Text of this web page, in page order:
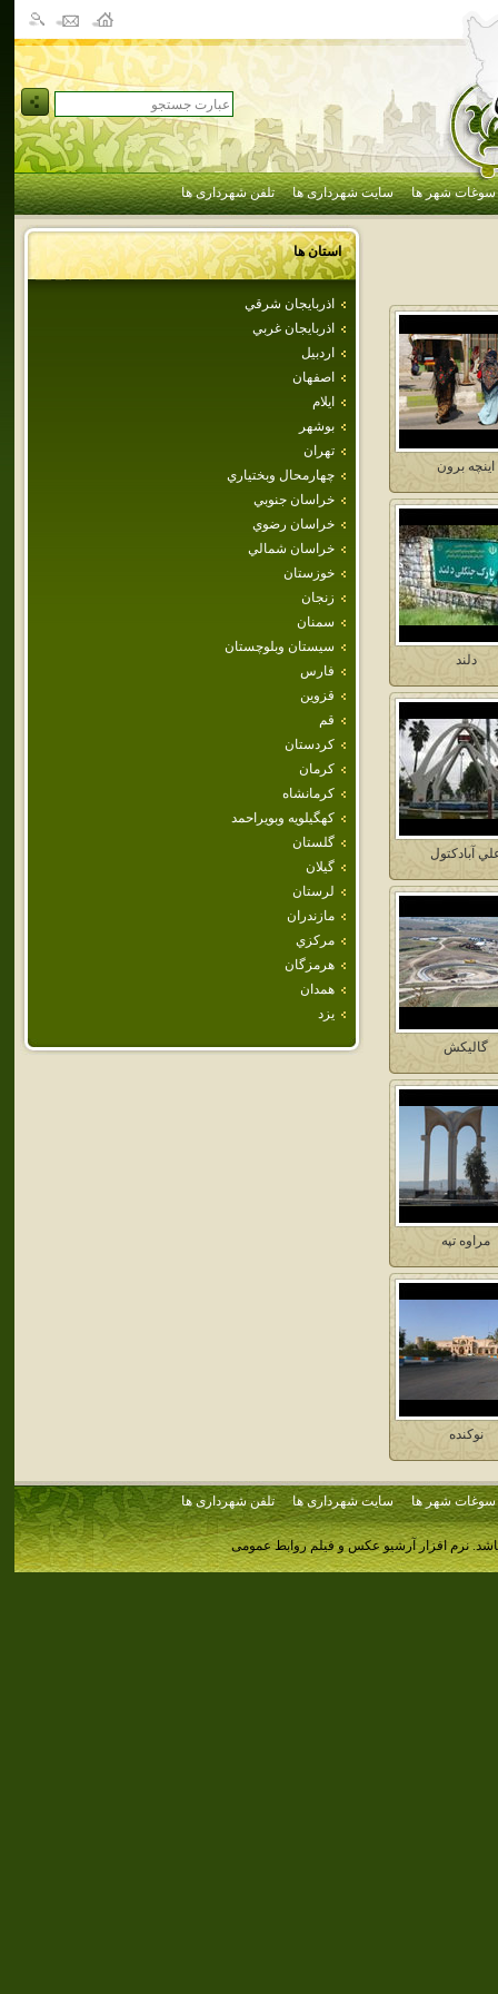
سوغات شهر ها سایت شهرداری ها تلفن شهرداری ها
استان ها
اذربايجان شرقي
اذربايجان غربي
اردبيل
اصفهان
ايلام
بوشهر
تهران
چهارمحال وبختياري
خراسان جنوبي
خراسان رضوي
خراسان شمالي
خوزستان
زنجان
سمنان
سيستان وبلوچستان
فارس
قزوين
قم
كردستان
كرمان
كرمانشاه
كهگيلويه وبويراحمد
گلستان
گيلان
لرستان
مازندران
مركزي
هرمزگان
همدان
يزد
اينچه برون
دلند
آبادكتول
گاليكش
مراوه تپه
نوكنده
سوغات شهر ها سایت شهرداری ها تلفن شهرداری ها
نرم افزار آرشیو عکس و فیلم روابط عمومی